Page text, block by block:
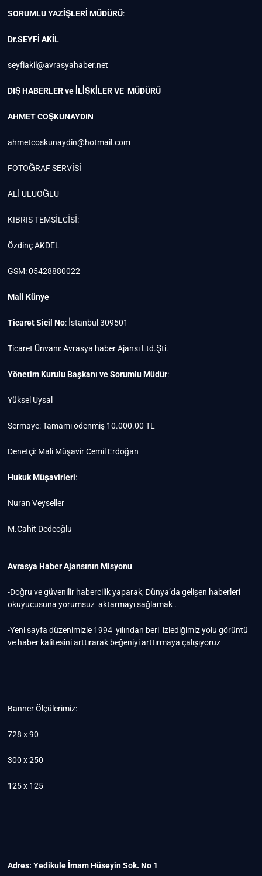
SORUMLU YAZİŞLERİ MÜDÜRÜ:
Dr.SEYFİ AKİL
seyfiakil@avrasyahaber.net
DIŞ HABERLER ve İLİŞKİLER VE MÜDÜRÜ
AHMET COŞKUNAYDIN
ahmetcoskunaydin@hotmail.com
FOTOĞRAF SERVİSİ
ALİ ULUOĞLU
KIBRIS TEMSİLCİSİ:
Özdinç AKDEL
GSM: 05428880022
Mali Künye
Ticaret Sicil No: İstanbul 309501
Ticaret Ünvanı: Avrasya haber Ajansı Ltd.Şti.
Yönetim Kurulu Başkanı ve Sorumlu Müdür:
Yüksel Uysal
Sermaye: Tamamı ödenmiş 10.000.00 TL
Denetçi: Mali Müşavir Cemil Erdoğan
Hukuk Müşavirleri:
Nuran Veyseller
M.Cahit Dedeoğlu
Avrasya Haber Ajansının Misyonu
-Doğru ve güvenilir habercilik yaparak, Dünya’da gelişen haberleri
okuyucusuna yorumsuz aktarmayı sağlamak .
-Yeni sayfa düzenimizle 1994 yılından beri izlediğimiz yolu görüntü
ve haber kalitesini arttırarak beğeniyi arttırmaya çalışıyoruz
Banner Ölçülerimiz:
728 x 90
300 x 250
125 x 125
Adres: Yedikule İmam Hüseyin Sok. No 1